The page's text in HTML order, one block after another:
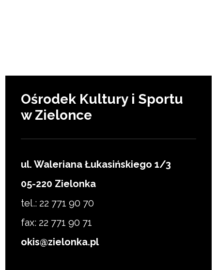
Ośrodek Kultury i Sportu
w Zielonce
ul. Waleriana Łukasińskiego 1/3
05-220 Zielonka
tel.: 22 771 90 70
fax: 22 771 90 71
okis@zielonka.pl